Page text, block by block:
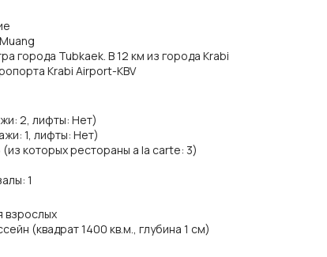
города Tubkaek. В 12 км из города Krabi
Krabi Airport-KBV
2, лифты: Нет)
1, лифты: Нет)
которых рестораны a la carte: 3)
1
взрослых
(квадрат 1400 кв.м., глубина 1 см)